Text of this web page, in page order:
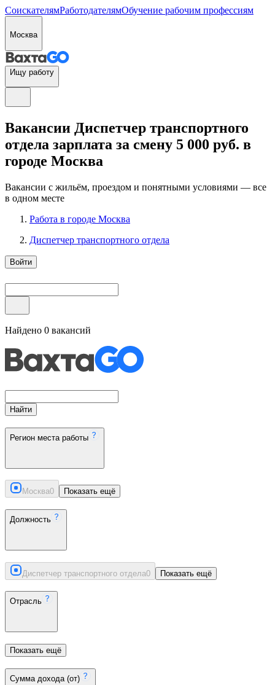
СоискателямРаботодателямОбучение рабочим профессиям
Москва
Ищу работу
Вакансии Диспетчер транспортного
отдела зарплата за смену 5 000 руб. в
городе Москва
Вакансии с жильём, проездом и понятными условиями — все
в одном месте
Работа в городе Москва
Диспетчер транспортного отдела
Войти
Найдено 0 вакансий
Найти
Регион места работы
Москва0 Показать ещё
Должность
Диспетчер транспортного отдела0 Показать ещё
Отрасль
Показать ещё
Сумма дохода (от)